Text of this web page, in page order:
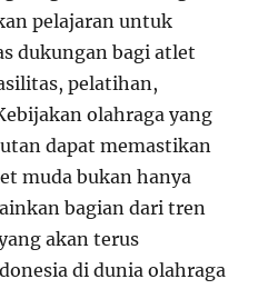
pelajaran untuk
dukungan bagi atlet
pelatihan,
olahraga yang
dapat memastikan
muda bukan hanya
bagian dari tren
akan terus
di dunia olahraga